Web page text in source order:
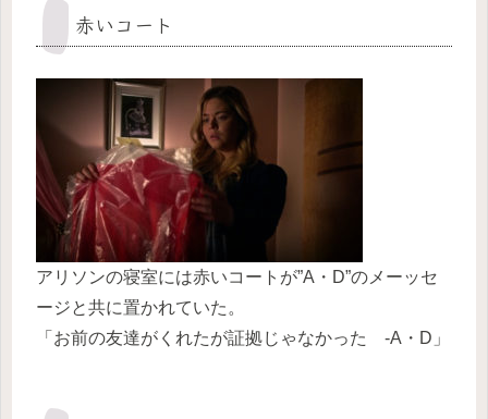
赤いコート
アリソンの寝室には赤いコートが”A・D”のメーッセ
ージと共に置かれていた。
「お前の友達がくれたが証拠じゃなかった -A・D」